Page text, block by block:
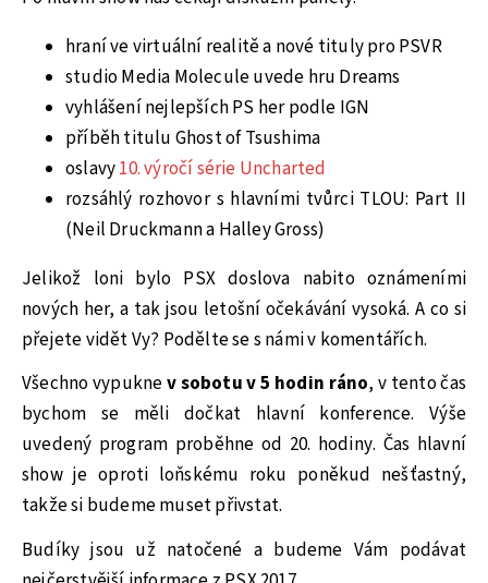
hraní ve virtuální realitě a nové tituly pro PSVR
studio Media Molecule uvede hru Dreams
vyhlášení nejlepších PS her podle IGN
příběh titulu Ghost of Tsushima
oslavy10. výročí série Uncharted
rozsáhlý rozhovor s hlavními tvůrci TLOU: Part II
(Neil Druckmann a Halley Gross)
Jelikož loni bylo PSX doslova nabito oznámeními
nových her, a tak jsou letošní očekávání vysoká. A co si
přejete vidět Vy? Podělte se s námi v komentářích.
Všechno vypuknev sobotu v 5 hodin ráno, v tento čas
bychom se měli dočkat hlavní konference. Výše
uvedený program proběhne od 20. hodiny. Čas hlavní
show je oproti loňskému roku poněkud nešťastný,
takže si budeme muset přivstat.
Budíky jsou už natočené a budeme Vám podávat